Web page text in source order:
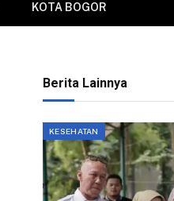
KOTA BOGOR
Berita Lainnya
KESEHATAN